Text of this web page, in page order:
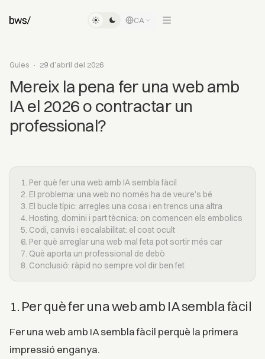
CA
Guies · 29 d’abril del 2026
Mereix la pena fer una web amb
IA el 2026 o contractar un
professional?
1. Per què fer una web amb IA sembla fàcil
2. El problema: una web no només ha de veure’s bé
3. El bucle típic: arregles una cosa i en trencs una altra
4. Hosting, domini i part tècnica: on comencen els embolics
5. Codi, canvis i escalabilitat: el cost ocult
6. Per què arreglar una web mal feta pot sortir més car
7. Què aporta un professional de debò
8. Conclusió: ràpid no sempre vol dir ben fet
1. Per què fer una web amb IA sembla fàcil
Fer una web amb IA sembla fàcil perquè la primera
impressió enganya.